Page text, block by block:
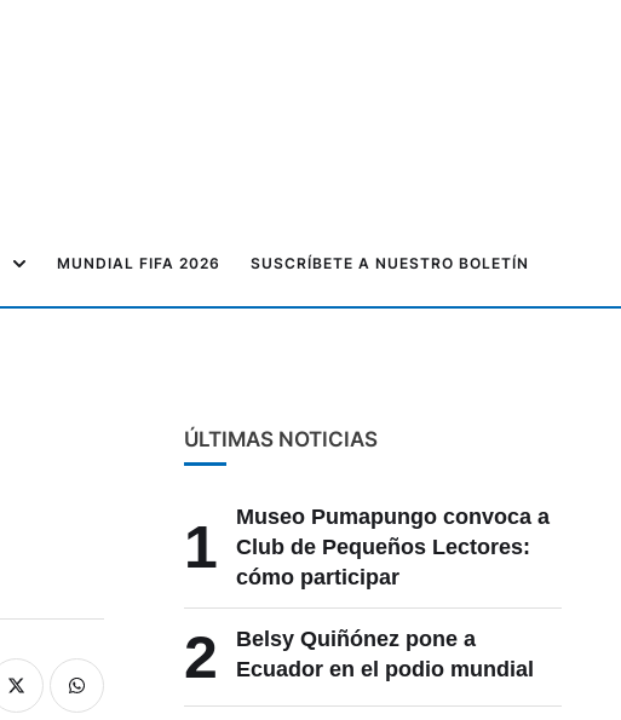
MUNDIAL FIFA 2026 SUSCRÍBETE A NUESTRO BOLETÍN
ÚLTIMAS NOTICIAS
1
Museo Pumapungo convoca a
Club de Pequeños Lectores:
cómo participar
2
Belsy Quiñónez pone a
Ecuador en el podio mundial